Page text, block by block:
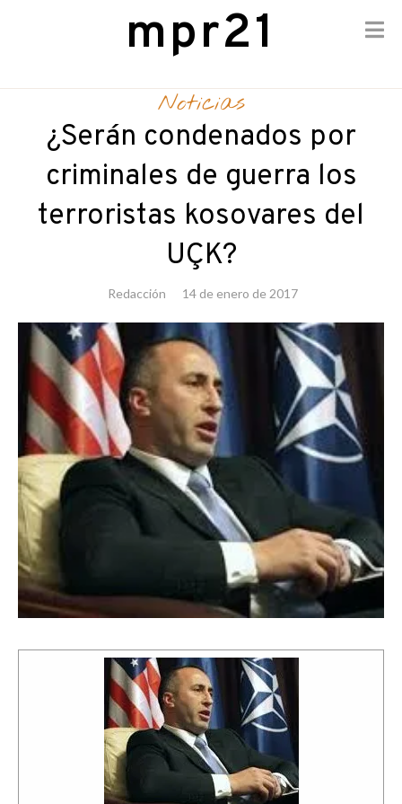
mpr21
Noticias
¿Serán condenados por
criminales de guerra los
terroristas kosovares del
UÇK?
Redacción 14 de enero de 2017